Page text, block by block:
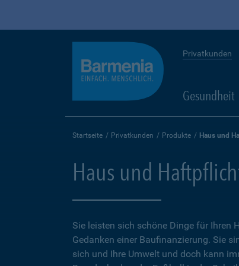
Privatkunden
Gesundheit
Startseite Privatkunden Produkte Haus und
Haus und
Sie leisten sich schöne Dinge für Ihren
Gedanken einer Baufinanzierung. Sie
sich und Ihre Umwelt und doch kann